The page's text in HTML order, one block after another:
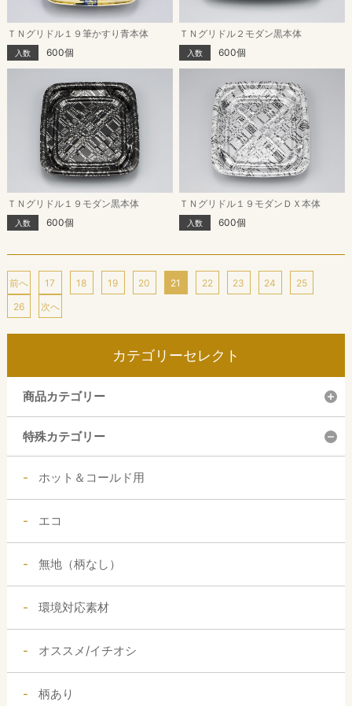
ＴＮグリドル１９筆かすり青本体
入数 600個
ＴＮグリドル２モダン黒本体
入数 600個
ＴＮグリドル１９モダン黒本体
入数 600個
ＴＮグリドル１９モダンＤＸ本体
入数 600個
前へ 17 18 19 20 21 22 23 24
25
26
次へ
カテゴリーセレクト
商品カテゴリー
特殊カテゴリー
ホット＆コールド用
エコ
無地（柄なし）
環境対応素材
オススメ/イチオシ
柄あり